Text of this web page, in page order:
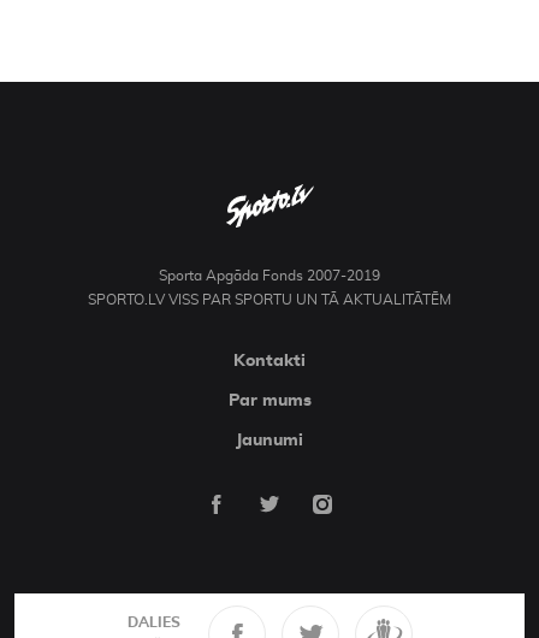
DALIES
Sporta Apgāda Fonds 2007-2019
SPORTO.LV VISS PAR SPORTU UN TĀ AKTUALITĀTĒM
Kontakti
Par mums
Jaunumi